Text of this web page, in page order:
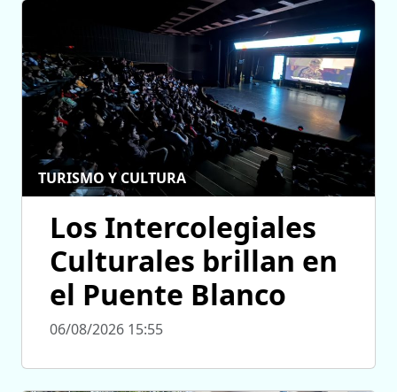
TURISMO Y CULTURA
Los Intercolegiales
Culturales brillan en
el Puente Blanco
06/08/2026 15:55